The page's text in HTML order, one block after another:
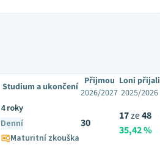
Studium a ukončení Přijmou
2026/2027
Loni přijali
2025/2026
4 roky
Denní
Maturitní zkouška
30
17ze48
35,42 %